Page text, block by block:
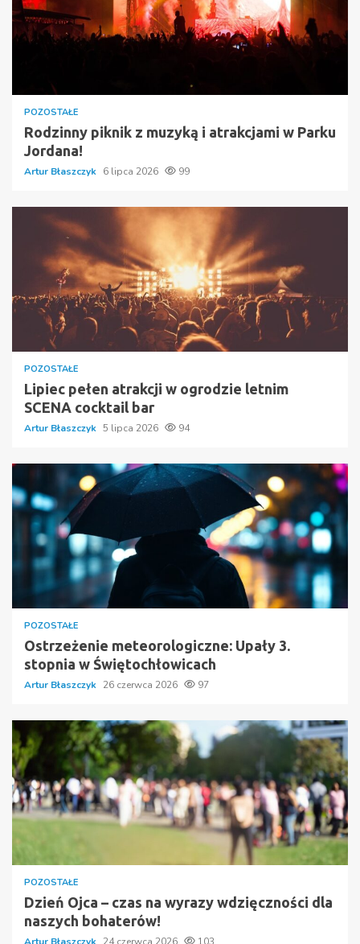
POZOSTAŁE
Rodzinny piknik z muzyką i atrakcjami w Parku
Jordana!
Artur Błaszczyk 6 lipca 2026 99
POZOSTAŁE
Lipiec pełen atrakcji w ogrodzie letnim
SCENA cocktail bar
Artur Błaszczyk 5 lipca 2026 94
POZOSTAŁE
Ostrzeżenie meteorologiczne: Upały 3.
stopnia w Świętochłowicach
Artur Błaszczyk 26 czerwca 2026 97
POZOSTAŁE
Dzień Ojca – czas na wyrazy wdzięczności dla
naszych bohaterów!
Artur Błaszczyk 24 czerwca 2026 103